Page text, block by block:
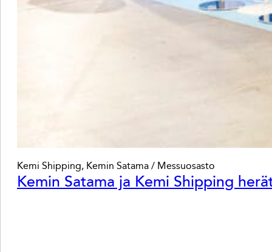
Kemi Shipping, Kemin Satama / Messuosasto
Kemin Satama ja Kemi Shipping